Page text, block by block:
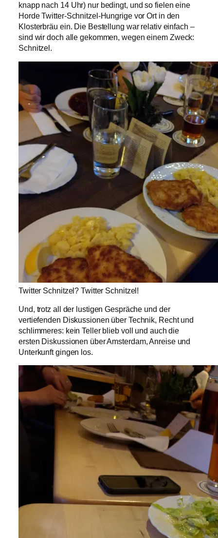
knapp nach 14 Uhr) nur bedingt, und so fielen eine
Horde Twitter-Schnitzel-Hungrige vor Ort in den
Klosterbräu ein. Die Bestellung war relativ einfach –
sind wir doch alle gekommen, wegen einem Zweck:
Schnitzel.
Twitter Schnitzel? Twitter Schnitzel!
Und, trotz all der lustigen Gespräche und der
vertiefenden Diskussionen über Technik, Recht und
schlimmeres: kein Teller blieb voll und auch die
ersten Diskussionen über Amsterdam, Anreise und
Unterkunft gingen los.